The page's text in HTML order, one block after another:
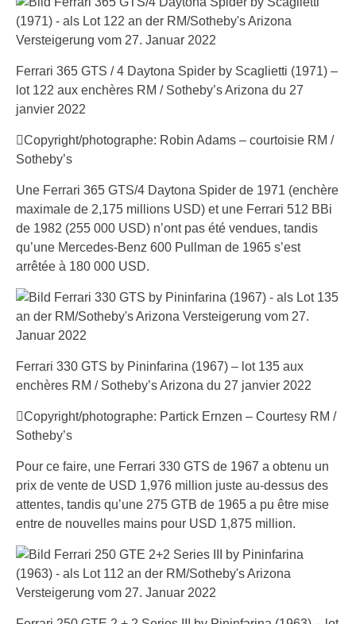
Ferrari 365 GTS / 4 Daytona Spider by Scaglietti (1971) –
lot 122 aux enchères RM / Sotheby’s Arizona du 27
janvier 2022
Copyright/photographe: Robin Adams – courtoisie RM /
Sotheby’s
Une Ferrari 365 GTS/4 Daytona Spider de 1971 (enchère
maximale de 2,175 millions USD) et une Ferrari 512 BBi
de 1982 (255 000 USD) n’ont pas été vendues, tandis
qu’une Mercedes-Benz 600 Pullman de 1965 s’est
arrêtée à 180 000 USD.
Ferrari 330 GTS by Pininfarina (1967) – lot 135 aux
enchères RM / Sotheby’s Arizona du 27 janvier 2022
Copyright/photographe: Partick Ernzen – Courtesy RM /
Sotheby’s
Pour ce faire, une Ferrari 330 GTS de 1967 a obtenu un
prix de vente de USD 1,976 million juste au-dessus des
attentes, tandis qu’une 275 GTB de 1965 a pu être mise
entre de nouvelles mains pour USD 1,875 million.